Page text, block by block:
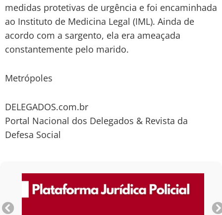
medidas protetivas de urgência e foi encaminhada
ao Instituto de Medicina Legal (IML). Ainda de
acordo com a sargento, ela era ameaçada
constantemente pelo marido.
Metrópoles
DELEGADOS.com.br
Portal Nacional dos Delegados & Revista da
Defesa Social